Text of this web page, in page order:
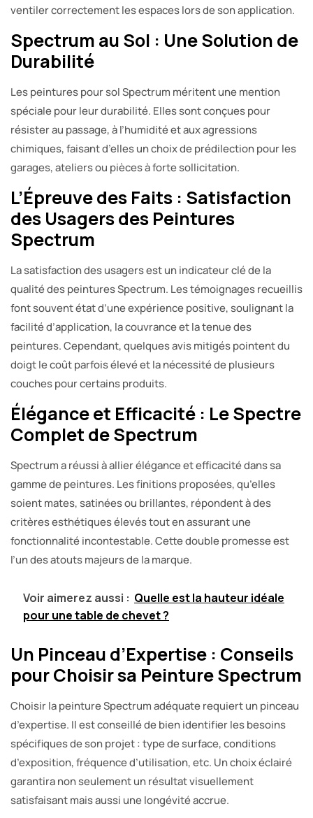
ventiler correctement les espaces lors de son application.
Spectrum au Sol : Une Solution de
Durabilité
Les peintures pour sol Spectrum méritent une mention
spéciale pour leur durabilité. Elles sont conçues pour
résister au passage, à l’humidité et aux agressions
chimiques, faisant d’elles un choix de prédilection pour les
garages, ateliers ou pièces à forte sollicitation.
L’Épreuve des Faits : Satisfaction
des Usagers des Peintures
Spectrum
La satisfaction des usagers est un indicateur clé de la
qualité des peintures Spectrum. Les témoignages recueillis
font souvent état d’une expérience positive, soulignant la
facilité d’application, la couvrance et la tenue des
peintures. Cependant, quelques avis mitigés pointent du
doigt le coût parfois élevé et la nécessité de plusieurs
couches pour certains produits.
Élégance et Efficacité : Le Spectre
Complet de Spectrum
Spectrum a réussi à allier élégance et efficacité dans sa
gamme de peintures. Les finitions proposées, qu’elles
soient mates, satinées ou brillantes, répondent à des
critères esthétiques élevés tout en assurant une
fonctionnalité incontestable. Cette double promesse est
l’un des atouts majeurs de la marque.
Voir aimerez aussi : Quelle est la hauteur idéale
pour une table de chevet ?
Un Pinceau d’Expertise : Conseils
pour Choisir sa Peinture Spectrum
Choisir la peinture Spectrum adéquate requiert un pinceau
d’expertise. Il est conseillé de bien identifier les besoins
spécifiques de son projet : type de surface, conditions
d’exposition, fréquence d’utilisation, etc. Un choix éclairé
garantira non seulement un résultat visuellement
satisfaisant mais aussi une longévité accrue.